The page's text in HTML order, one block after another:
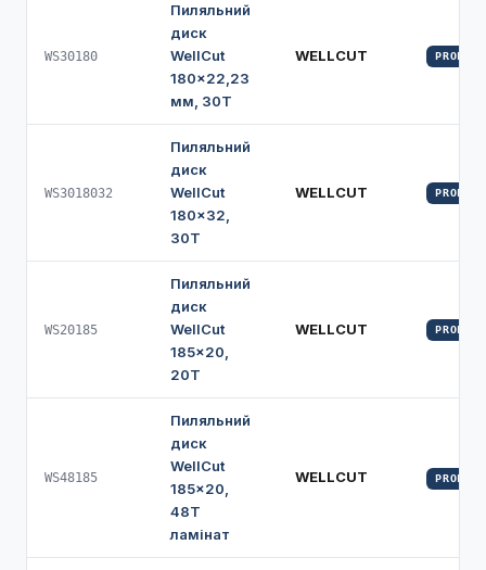
WS30180
Пиляльний
диск
WellCut
180×22,23
мм, 30Т
WELLCUT PROFI
WS3018032
Пиляльний
диск
WellCut
180×32,
30Т
WELLCUT PROFI
WS20185
Пиляльний
диск
WellCut
185×20,
20Т
WELLCUT PROFI
WS48185
Пиляльний
диск
WellCut
185×20,
48Т
ламінат
WELLCUT PROFI